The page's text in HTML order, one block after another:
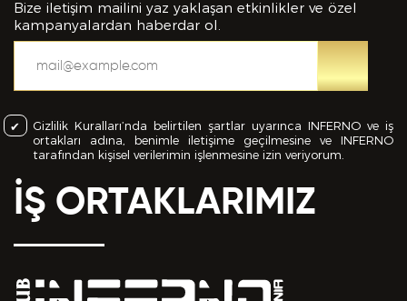
Bize iletişim mailini yaz yaklaşan etkinlikler ve özel
kampanyalardan haberdar ol.
Gizlilik Kuralları’nda belirtilen şartlar uyarınca INFERNO ve iş
ortakları adına, benimle iletişime geçilmesine ve INFERNO
tarafından kişisel verilerimin işlenmesine izin veriyorum.
İŞ ORTAKLARIMIZ
bilgiler içinde esasa etki yapan herhangi bir eksiklik
veya yanlışlık olması ve bu durumun tespiti halinde
bunun Hizmet Sözleşmemin feshedilmesi için bir
sebep olanağını anlayarak kabul ettiğimi beyan
ederim.
BAŞVURUMUGÖNDER